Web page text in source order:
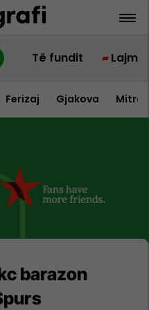
Të fundit Lajme
Ferizaj Gjakova
barazon